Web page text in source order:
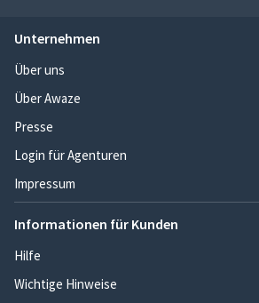
Unternehmen
Über uns
Über Awaze
Presse
Login für Agenturen
Impressum
Informationen für Kunden
Hilfe
Wichtige Hinweise